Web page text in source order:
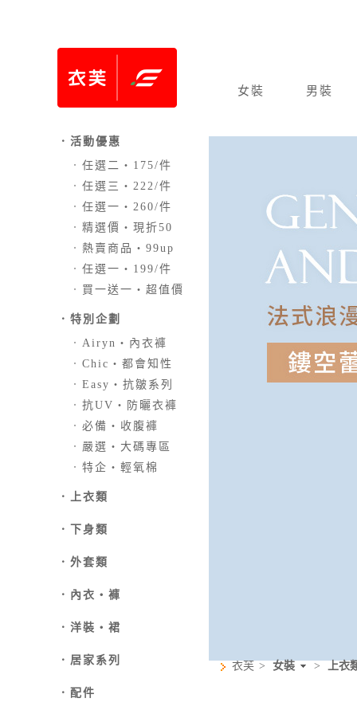
女裝 男裝
．活動優惠
． 任選二‧175/件
． 任選三‧222/件
． 任選一‧260/件
． 精選價‧現折50
． 熱賣商品‧99up
． 任選一‧199/件
． 買一送一‧超值價
． 特別企劃
． Airyn‧內衣褲
． Chic‧都會知性
． Easy‧抗皺系列
． 抗UV‧防曬衣褲
． 必備‧收腹褲
． 嚴選‧大碼專區
． 特企‧輕氧棉
． 上衣類
． 下身類
．外套類
． 內衣‧褲
． 洋裝‧裙
． 居家系列
． 配件
衣芙 > 女裝 > 上衣